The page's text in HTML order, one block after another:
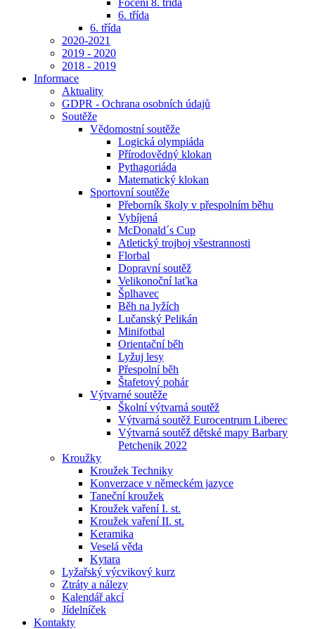
Focení 8. třída
6. třída
6. třída
2020-2021
2019 - 2020
2018 - 2019
Informace
Aktuality
GDPR - Ochrana osobních údajů
Soutěže
Vědomostní soutěže
Logická olympiáda
Přírodovědný klokan
Pythagoriáda
Matematický klokan
Sportovní soutěže
Přeborník školy v přespolním běhu
Vybíjená
McDonald´s Cup
Atletický trojboj všestrannosti
Florbal
Dopravní soutěž
Velikonoční laťka
Šplhavec
Běh na lyžích
Lučanský Pelikán
Minifotbal
Orientační běh
Lyžuj lesy
Přespolní běh
Štafetový pohár
Výtvarné soutěže
Školní výtvarná soutěž
Výtvarná soutěž Eurocentrum Liberec
Výtvarná soutěž dětské mapy Barbary
Petchenik 2022
Kroužky
Kroužek Techniky
Konverzace v německém jazyce
Taneční kroužek
Kroužek vaření I. st.
Kroužek vaření II. st.
Keramika
Veselá věda
Kytara
Lyžařský výcvikový kurz
Ztráty a nálezy
Kalendář akcí
Jídelníček
Kontakty